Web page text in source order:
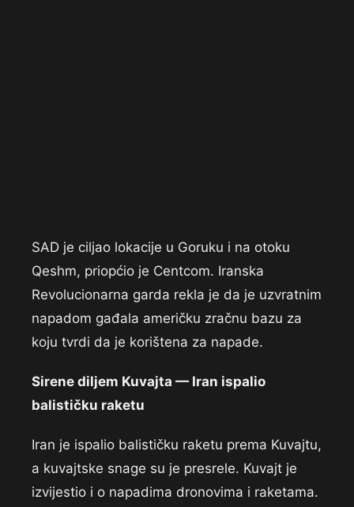
SAD je ciljao lokacije u Goruku i na otoku
Qeshm, priopćio je Centcom. Iranska
Revolucionarna garda rekla je da je uzvratnim
napadom gađala američku zračnu bazu za
koju tvrdi da je korištena za napade.
Sirene diljem Kuvajta — Iran ispalio
balističku raketu
Iran je ispalio balističku raketu prema Kuvajtu,
a kuvajtske snage su je presrele. Kuvajt je
izvijestio i o napadima dronovima i raketama.